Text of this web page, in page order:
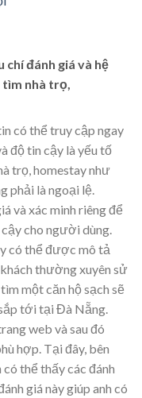
chí đánh giá và hệ
tìm nhà trọ,
có thể truy cập ngay
độ tin cậy là yếu tố
trọ, homestay như
phải là ngoại lệ.
và xác minh riêng để
cho người dùng.
có thể được mô tả
thường xuyên sử
một căn hộ sạch sẽ
tới tại Đà Nẵng.
web và sau đó
hợp. Tại đây, bên
thể thấy các đánh
giá này giúp anh có